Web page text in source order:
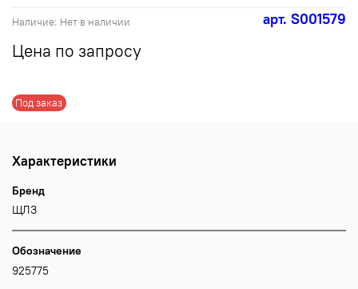
арт. S001579
Наличие: Нет в наличии
Под заказ
Цена по запросу
Характеристики
Бренд
ЩЛЗ
Обозначение
925775